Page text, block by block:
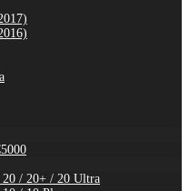
20 / 20+ / 20 Ultra